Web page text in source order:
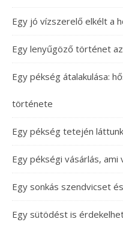
Egy jó vízszerelő elkélt a
Egy lenyűgöző történet
Egy pékség átalakulása:
története
Egy pékség tetején
Egy pékségi vásárlás,
Egy sonkás szendvicset
Egy sütödést is